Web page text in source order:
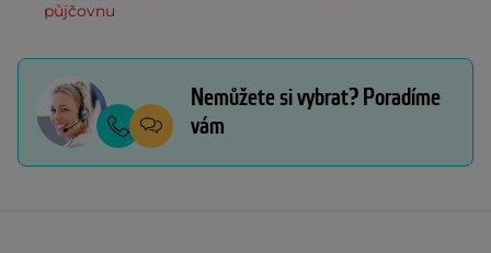
půjčovnu
Nemůžete si vybrat? Poradíme
vám